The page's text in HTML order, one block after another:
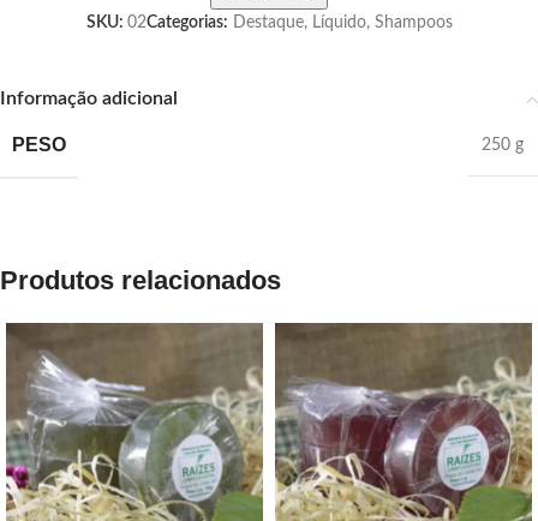
SKU: 02Categorias: Destaque, Líquido, Shampoos
Informação adicional
PESO 250 g
Produtos relacionados